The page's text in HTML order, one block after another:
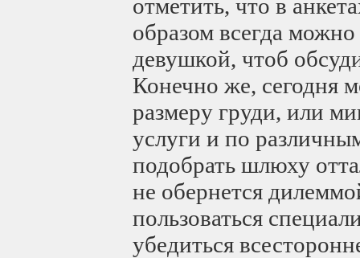
отметить, что в
образом всегда
девушкой, чтоб
Конечно же, сегодня
размеру груди, или
услуги и по
подобрать шлюху
не обернется
пользоваться
убедиться